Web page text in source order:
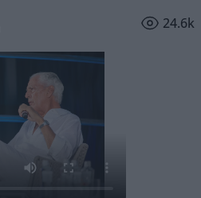
24.6k